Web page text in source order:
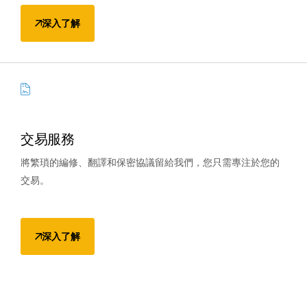
深入了解
交易服務
將繁瑣的編修、翻譯和保密協議留給我們，您只需專注於您的
交易。
深入了解